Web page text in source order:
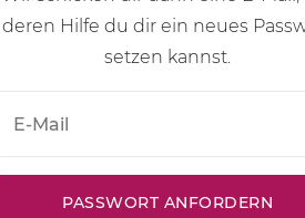
deren Hilfe du dir ein neues
setzen kannst.